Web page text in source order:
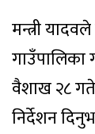
मन्त्री
गाउँपालिका
वैशाख २८
निर्देशन